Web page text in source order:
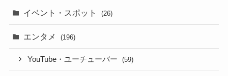
イベント・スポット (26)
エンタメ (196)
YouTube・ユーチューバー (59)